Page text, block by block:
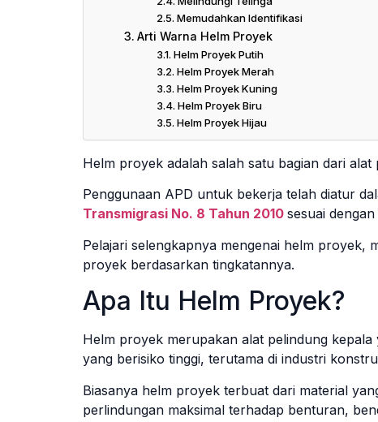
Memudahkan Identifikasi
Arti Warna Helm Proyek
Helm Proyek Putih
Helm Proyek Merah
Helm Proyek Kuning
Helm Proyek Biru
Helm Proyek Hijau
Helm proyek adalah salah satu bagian dari
Penggunaan APD untuk bekerja telah diatur
Transmigrasi No. 8 Tahun 2010 sesuai
Pelajari selengkapnya mengenai helm proyek,
proyek berdasarkan tingkatannya.
Apa Itu Helm Proyek?
Helm proyek merupakan alat pelindung
yang berisiko tinggi, terutama di industri
Biasanya helm proyek terbuat dari material
perlindungan maksimal terhadap benturan,